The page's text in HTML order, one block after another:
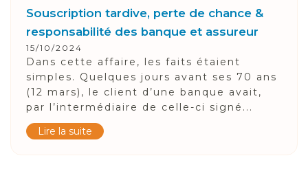
Souscription tardive, perte de chance &
responsabilité des banque et assureur
15/10/2024
Dans cette affaire, les faits étaient
simples. Quelques jours avant ses 70 ans
(12 mars), le client d’une banque avait,
par l’intermédiaire de celle-ci signé...
Lire la suite